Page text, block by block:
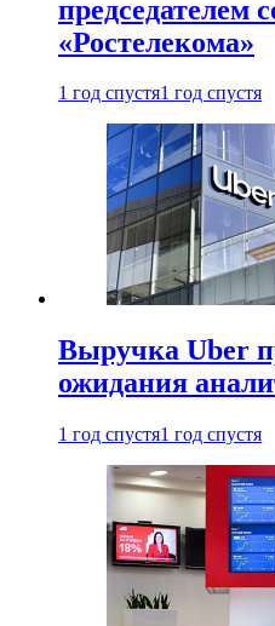
председателем
«Ростелекома»
1 год спустя1 год спустя
Выручка Uber
ожидания
1 год спустя1 год спустя